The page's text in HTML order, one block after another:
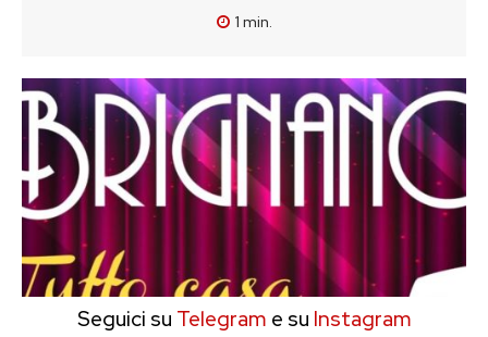
1 min.
Seguici su Telegram e su Instagram